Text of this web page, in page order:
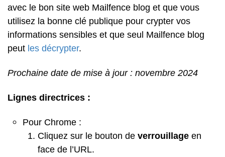
avec le bon site web Mailfence blog et que vous
utilisez la bonne clé publique pour crypter vos
informations sensibles et que seul Mailfence blog
peut les décrypter.
Prochaine date de mise à jour : novembre 2024
Lignes directrices :
Pour Chrome :
Cliquez sur le bouton de verrouillage en
face de l’URL.